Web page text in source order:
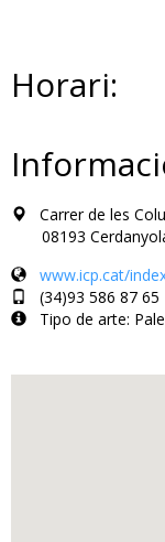
Horari:
Carrer de les
08193 Cerdanyola
www.icp.cat/
(34)93 586 87 65
Tipo de arte: